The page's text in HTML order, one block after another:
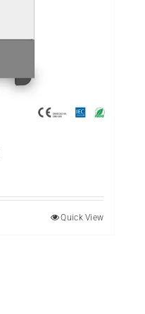
Quick View